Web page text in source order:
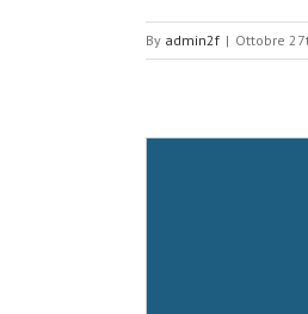
By admin2f | Ottobre